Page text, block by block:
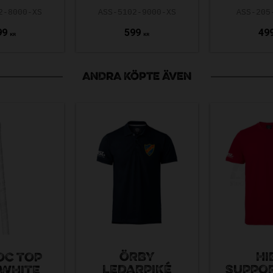
KR 599 KR
ANDRA KÖPTE ÄVEN
TOP
ÖRBY